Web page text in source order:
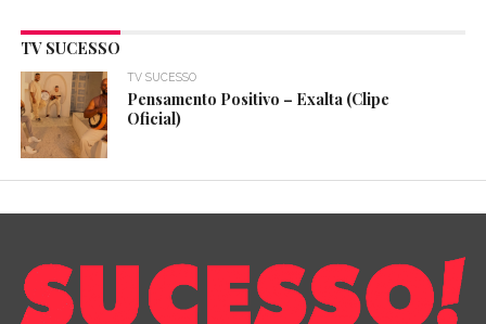
TV SUCESSO
TV SUCESSO
Pensamento Positivo – Exalta (Clipe
Oficial)